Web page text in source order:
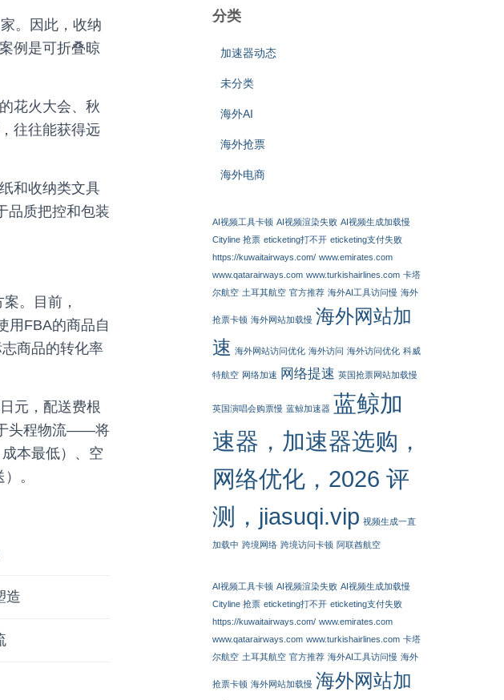
。因此，收纳
例是可折叠晾
花火大会、秋
往往能获得远
和收纳类文具
品质把控和包装
。目前，
用FBA的商品自
商品的转化率
元，配送费根
头程物流——将
本最低）、空
。
造
分类
加速器动态
未分类
海外AI
海外抢票
海外电商
AI视频工具卡顿 AI视频渲染失败 AI视频生成加载慢
Cityline 抢票 eticketing打不开 eticketing支付失败
https://kuwaitairways.com/ www.emirates.com
www.qatarairways.com www.turkishairlines.com 卡塔
尔航空 土耳其航空 官方推荐 海外AI工具访问慢 海外
抢票卡顿 海外网站加载慢 海外网站加
速 海外网站访问优化 海外访问 海外访问优化 科威
特航空 网络加速 网络提速 英国抢票网站加载慢
英国演唱会购票慢 蓝鲸加速器 蓝鲸加
速器，加速器选购，
网络优化，2026 评
测，jiasuqi.vip 视频生成一直
加载中 跨境网络 跨境访问卡顿 阿联酋航空
AI视频工具卡顿 AI视频渲染失败 AI视频生成加载慢
Cityline 抢票 eticketing打不开 eticketing支付失败
https://kuwaitairways.com/ www.emirates.com
www.qatarairways.com www.turkishairlines.com 卡塔
尔航空 土耳其航空 官方推荐 海外AI工具访问慢 海外
抢票卡顿 海外网站加载慢 海外网站加